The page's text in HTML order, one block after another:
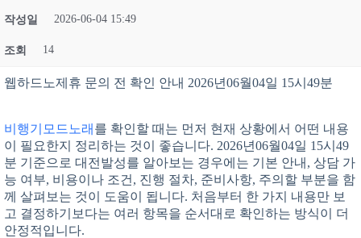
작성일 2026-06-04 15:49
조회 14
웹하드노제휴 문의 전 확인 안내 2026년06월04일 15시49분
비행기모드노래 를 확인할 때는 먼저 현재 상황에서 어떤 내용
이 필요한지 정리하는 것이 좋습니다. 2026년06월04일 15시49
분 기준으로 대전발성를 알아보는 경우에는 기본 안내, 상담 가
능 여부, 비용이나 조건, 진행 절차, 준비사항, 주의할 부분을 함
께 살펴보는 것이 도움이 됩니다. 처음부터 한 가지 내용만 보
고 결정하기보다는 여러 항목을 순서대로 확인하는 방식이 더
안정적입니다.